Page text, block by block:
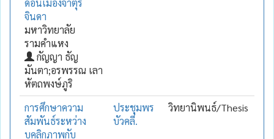
จินดา
มหาวิทยาลัย
รามคำแหง
กัญญา ธัญ
มันตา;อรพรรณ เลา
หัตถพงษ์ภูริ
การศึกษาความ
สัมพันธ์ระหว่าง
บุคลิกภาพกับ
ประชุมพร
บัวคลี่.
วิทยานิพนธ์/Thesis